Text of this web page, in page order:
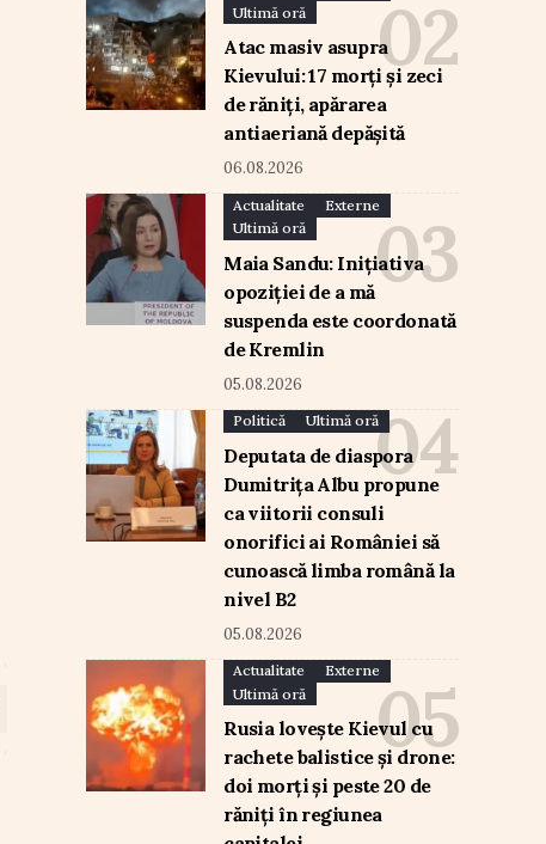
Ultimă oră
Atac masiv asupra
Kievului: 17 morți și zeci
de răniți, apărarea
antiaeriană depășită
06.08.2026
Actualitate
Externe
Ultimă oră
Maia Sandu: Inițiativa
opoziției de a mă
suspenda este coordonată
de Kremlin
05.08.2026
Politică Ultimă oră
Deputata de diaspora
Dumitrița Albu propune
ca viitorii consuli
onorifici ai României să
cunoască limba română la
nivel B2
05.08.2026
Actualitate
Externe
Ultimă oră
Rusia lovește Kievul cu
rachete balistice și drone:
doi morți și peste 20 de
răniți în regiunea